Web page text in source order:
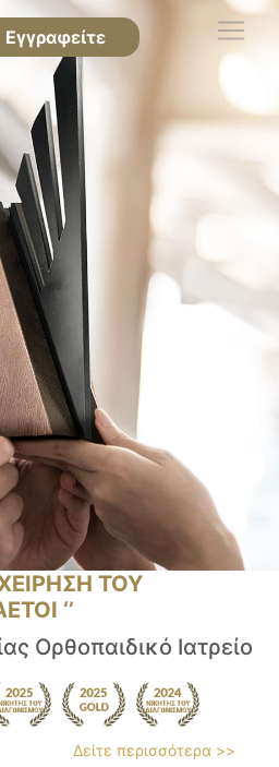
Εγγραφείτε
ΤΟΥ
‘’
Ορθοπαιδικό Ιατρείο
Δείτε περισσότερα >>